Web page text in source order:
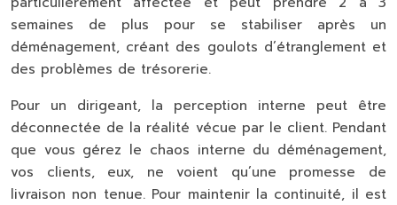
semaines de plus pour se stabiliser après un
déménagement, créant des goulots d’étranglement et
des problèmes de trésorerie.
Pour un dirigeant, la perception interne peut être
déconnectée de la réalité vécue par le client. Pendant
que vous gérez le chaos interne du déménagement,
vos clients, eux, ne voient qu’une promesse de
livraison non tenue. Pour maintenir la continuité, il est